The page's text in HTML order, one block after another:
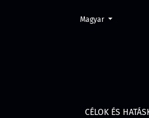
„Aki el tudja
CÉLOK ÉS
Change the
Magyar